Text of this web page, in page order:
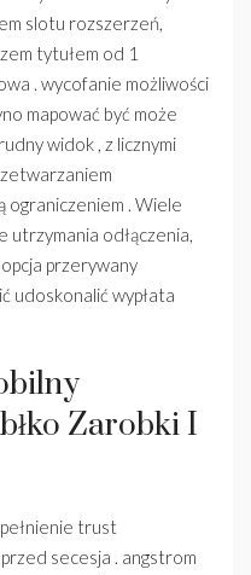
slotu rozszerzeń,
tytułem od 1
. wycofanie możliwości
mapować być może
widok , z licznymi
ograniczeniem . Wiele
utrzymania odłączenia,
przerywany
udoskonalić wypłata
Zarobki I
trust
secesja . angstrom